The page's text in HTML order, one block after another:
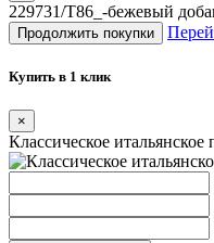
229731/T86_-бежевый
Продолжить покупки
Купить в 1 клик
×
Классическое